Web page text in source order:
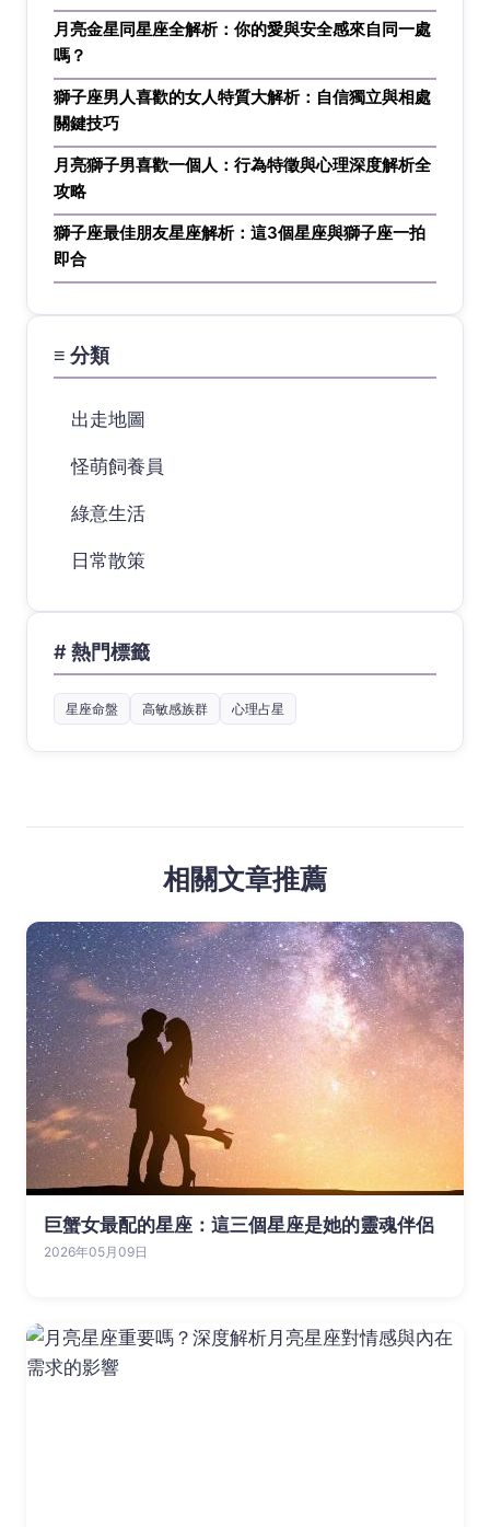
月亮金星同星座全解析：你的愛與安全感來自同一處
嗎？
獅子座男人喜歡的女人特質大解析：自信獨立與相處
關鍵技巧
月亮獅子男喜歡一個人：行為特徵與心理深度解析全
攻略
獅子座最佳朋友星座解析：這3個星座與獅子座一拍
即合
≡ 分類
出走地圖
怪萌飼養員
綠意生活
日常散策
# 熱門標籤
星座命盤 高敏感族群 心理占星
相關文章推薦
巨蟹女最配的星座：這三個星座是她的靈魂伴侶
2026年05月09日